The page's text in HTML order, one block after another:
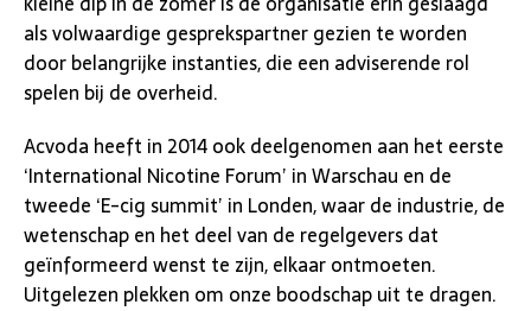
als volwaardige gesprekspartner gezien te worden
door belangrijke instanties, die een adviserende rol
spelen bij de overheid.
Acvoda heeft in 2014 ook deelgenomen aan het eerste
‘International Nicotine Forum’ in Warschau en de
tweede ‘E-cig summit’ in Londen, waar de industrie, de
wetenschap en het deel van de regelgevers dat
geïnformeerd wenst te zijn, elkaar ontmoeten.
Uitgelezen plekken om onze boodschap uit te dragen.